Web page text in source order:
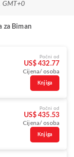
GMT+0
za Biman
Počni od
US$ 432.77
Cijena/ osoba
Knjiga
Počni od
US$ 435.53
Cijena/ osoba
Knjiga